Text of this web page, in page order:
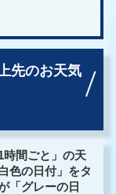
先のお天気
時間ごと」の天
色の日付」をタ
「グレーの日